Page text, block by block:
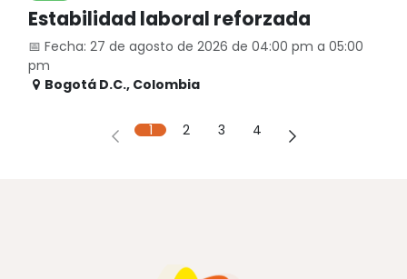
Estabilidad laboral reforzada
📅 Fecha: 27 de agosto de 2026 de 04:00 pm a 05:00
pm
Bogotá D.C., Colombia
1 2 3 4